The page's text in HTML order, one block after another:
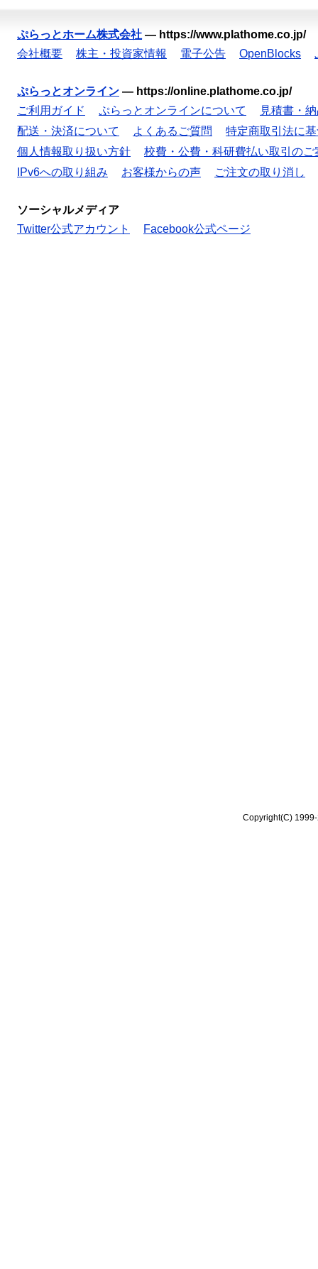
ぷらっとホーム株式会社 — https://www.plathome.co.jp/
会社概要
株主・投資家情報 電子公告 OpenBlocks
ぷらっとオンライン — https://online.plathome.co.jp/
ご利用ガイド
ぷらっとオンラインについて
見積書・
配送・決済について
よくあるご質問
特定商取引法に
個人情報取り扱い方針
校費・公費・科研費払い取引のご
IPv6への取り組み
お客様からの声 ご注文の取り消し
ソーシャルメディア
Twitter公式アカウント
Facebook公式ページ
Copyright(C)